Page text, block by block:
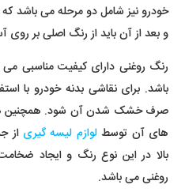
خودرو نیز شامل دو مرحله می باشد
و بعد از آن باید از رنگ اصلی بر روی
رنگ روغنی دارای کیفیت مناسبی می
باشد. برای نقاشی بدنه خودرو با
صرف خشک شدن آن شود. همچنین
های آن توسطلوازم لیسه گیری از
بالا در این نوع رنگ و ایجاد
روغنی می باشد.